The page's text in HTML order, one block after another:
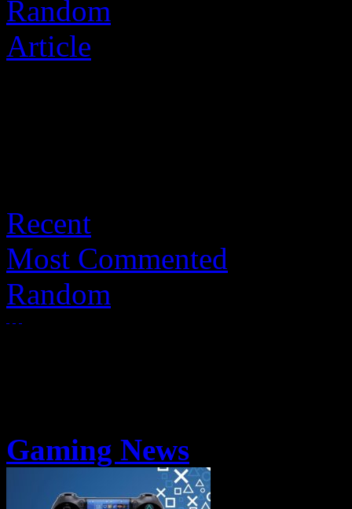
Recent
Most Commented
Random
Gaming News